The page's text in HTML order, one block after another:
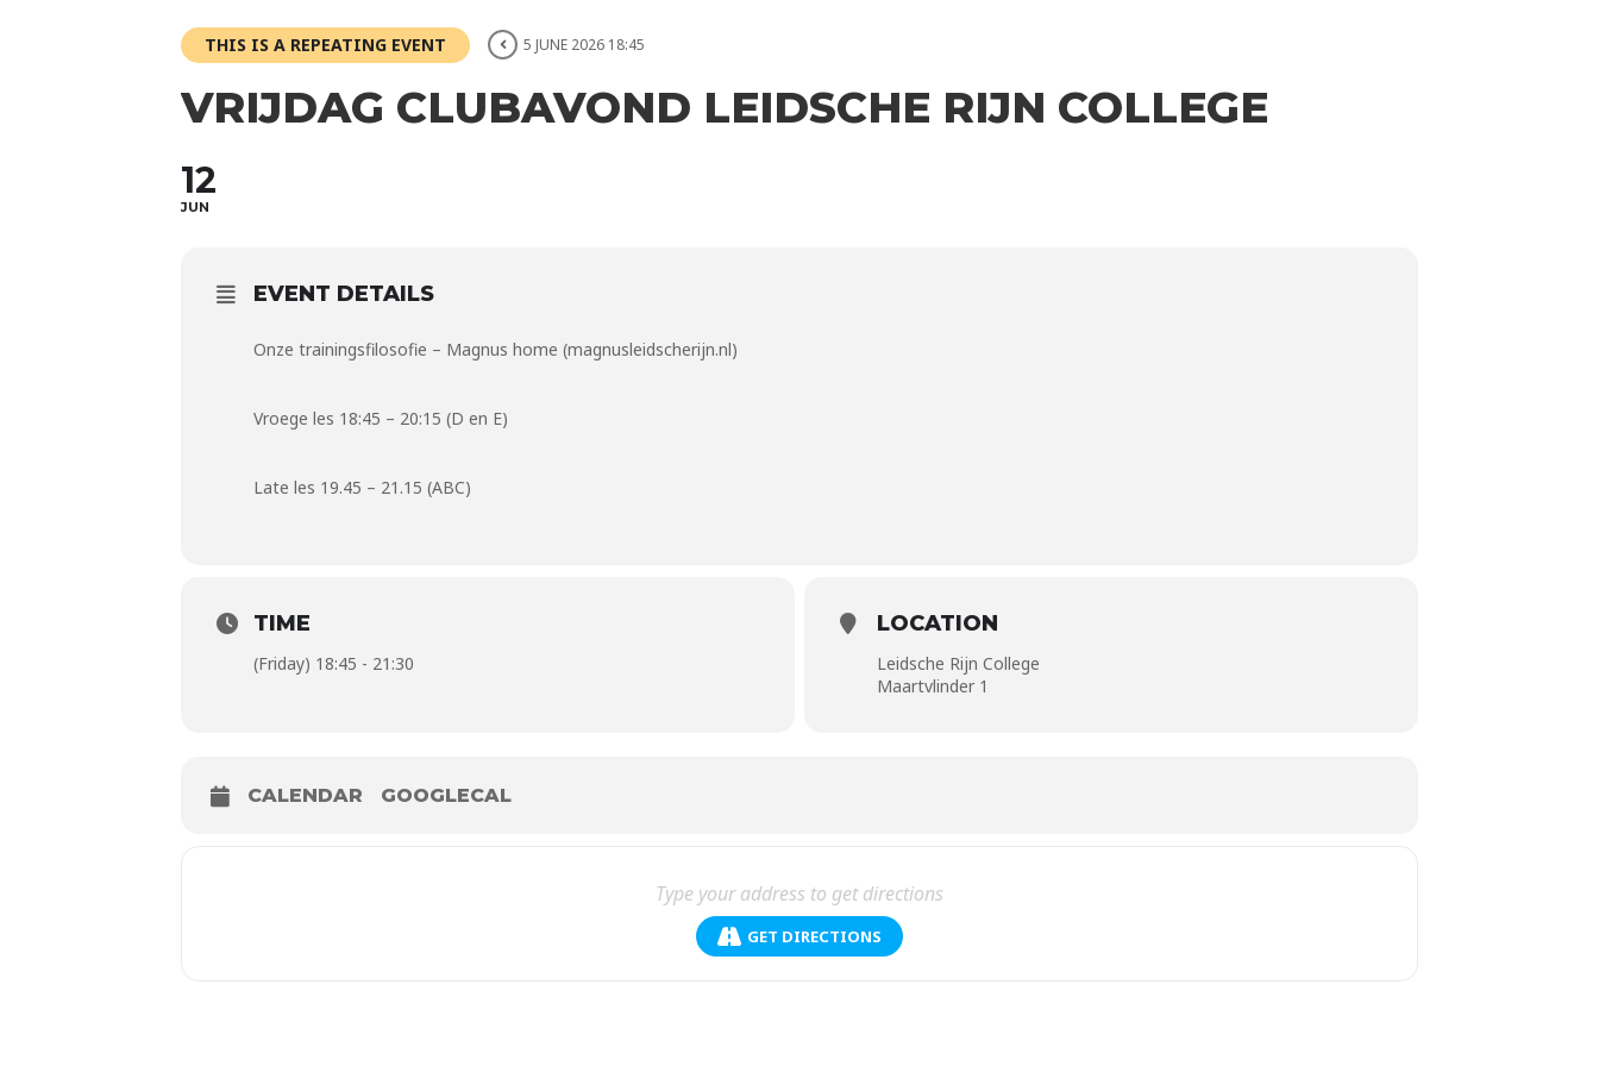
THIS IS A REPEATING EVENT 5 JUNE 2026 18:45
VRIJDAG CLUBAVOND LEIDSCHE RIJN COLLEGE
12
JUN
EVENT DETAILS
Onze trainingsfilosofie – Magnus home (magnusleidscherijn.nl)
Vroege les 18:45 – 20:15 (D en E)
Late les 19.45 – 21.15 (ABC)
TIME
(Friday) 18:45 - 21:30
LOCATION
Leidsche Rijn College
Maartvlinder 1
CALENDAR GOOGLECAL
GET DIRECTIONS